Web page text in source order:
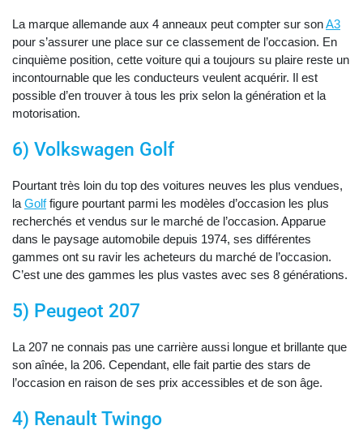
La marque allemande aux 4 anneaux peut compter sur sonA3
pour s’assurer une place sur ce classement de l’occasion. En
cinquième position, cette voiture qui a toujours su plaire reste un
incontournable que les conducteurs veulent acquérir. Il est
possible d’en trouver à tous les prix selon la génération et la
motorisation.
6) Volkswagen Golf
Pourtant très loin du top des voitures neuves les plus vendues,
la Golffigure pourtant parmi les modèles d’occasion les plus
recherchés et vendus sur le marché de l’occasion. Apparue
dans le paysage automobile depuis 1974, ses différentes
gammes ont su ravir les acheteurs du marché de l’occasion.
C’est une des gammes les plus vastes avec ses 8 générations.
5) Peugeot 207
La 207 ne connais pas une carrière aussi longue et brillante que
son aînée, la 206. Cependant, elle fait partie des stars de
l’occasion en raison de ses prix accessibles et de son âge.
4) Renault Twingo